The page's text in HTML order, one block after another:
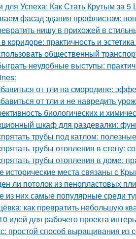
для Успеха: Как Стать Крутым за 5
фасад здания профлистом:
нишу в прихожей в
коридоре: практичность и
общественный
неудобные выступы:
от тли на смородине:
от тли и не навредить
биологических и
шкаф для раздевалки:
трубы под катлом:
трубы отопления в стену:
трубы отопления в доме:
исторические места связаны с
ли потолок из пенопластовых
из них самые популярные среди
как превратить небольшую
идей для рабочего проекта
простой способ выращивания из